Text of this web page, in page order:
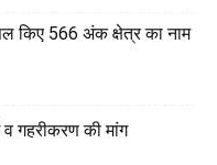
किए 566 अंक क्षेत्र का नाम
गहरीकरण की मांग